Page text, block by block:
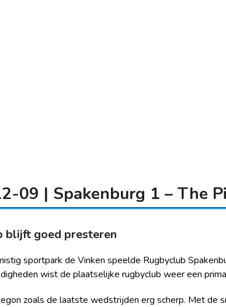
09 | Spakenburg 1 – The
blijft goed presteren
sportpark de Vinken speelde Rugbyclub
wist de plaatselijke rugbyclub weer een
zoals de laatste wedstrijden erg scherp. Met de